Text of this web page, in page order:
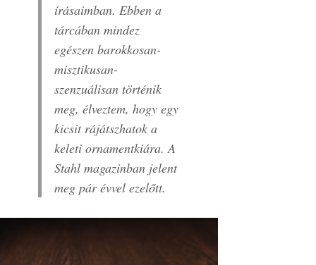
írásaimban. Ebben a
tárcában mindez
egészen barokkosan-
misztikusan-
szenzuálisan történik
meg, élveztem, hogy egy
kicsit rájátszhatok a
keleti ornamentkiára. A
Stahl magazinban jelent
meg pár évvel ezelőtt.